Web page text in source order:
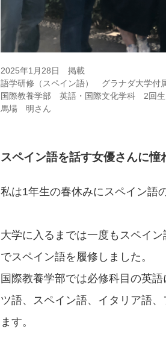
2025年1月28日 掲載
語学研修（スペイン語） グラナダ大学付
国際教養学部 英語・国際文化学科 2回生
馬場 明さん
スペイン語を話す女優さんに憧
私は1年生の春休みにスペイン語
大学に入るまでは一度もスペイ
でスペイン語を履修しました。
国際教養学部では必修科目の英
ツ語、スペイン語、イタリア語
ます。